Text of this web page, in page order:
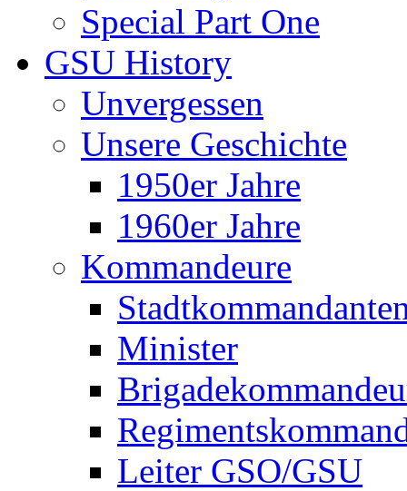
Special Part One
GSU History
Unvergessen
Unsere Geschichte
1950er Jahre
1960er Jahre
Kommandeure
Minister
Leiter GSO/GSU